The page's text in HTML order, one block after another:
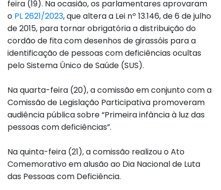
feira (19). Na ocasião, os parlamentares aprovaram
o PL 2621/2023, que altera a Lei nº 13.146, de 6 de julho
de 2015, para tornar obrigatória a distribuição do
cordão de fita com desenhos de girassóis para a
identificação de pessoas com deficiências ocultas
pelo Sistema Único de Saúde (SUS).
Na quarta-feira (20), a comissão em conjunto com a
Comissão de Legislação Participativa promoveram
audiência pública sobre “Primeira infância à luz das
pessoas com deficiências”.
Na quinta-feira (21), a comissão realizou o Ato
Comemorativo em alusão ao Dia Nacional de Luta
das Pessoas com Deficiência.